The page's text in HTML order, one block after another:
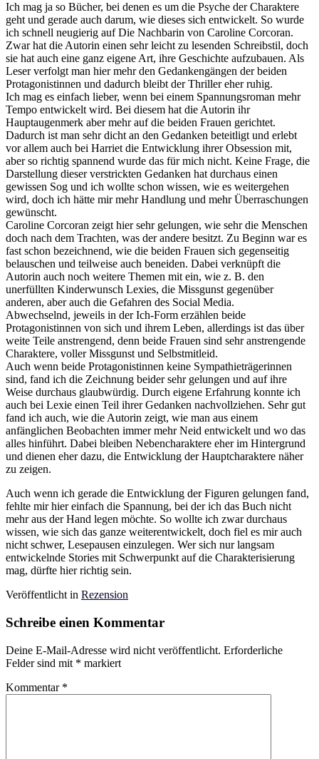
Ich mag ja so Bücher, bei denen es um die Psyche der Charaktere
geht und gerade auch darum, wie dieses sich entwickelt. So wurde
ich schnell neugierig auf Die Nachbarin von Caroline Corcoran.
Zwar hat die Autorin einen sehr leicht zu lesenden Schreibstil, doch
sie hat auch eine ganz eigene Art, ihre Geschichte aufzubauen. Als
Leser verfolgt man hier mehr den Gedankengängen der beiden
Protagonistinnen und dadurch bleibt der Thriller eher ruhig.
Ich mag es einfach lieber, wenn bei einem Spannungsroman mehr
Tempo entwickelt wird. Bei diesem hat die Autorin ihr
Hauptaugenmerk aber mehr auf die beiden Frauen gerichtet.
Dadurch ist man sehr dicht an den Gedanken beteitligt und erlebt
vor allem auch bei Harriet die Entwicklung ihrer Obsession mit,
aber so richtig spannend wurde das für mich nicht. Keine Frage, die
Darstellung dieser verstrickten Gedanken hat durchaus einen
gewissen Sog und ich wollte schon wissen, wie es weitergehen
wird, doch ich hätte mir mehr Handlung und mehr Überraschungen
gewünscht.
Caroline Corcoran zeigt hier sehr gelungen, wie sehr die Menschen
doch nach dem Trachten, was der andere besitzt. Zu Beginn war es
fast schon bezeichnend, wie die beiden Frauen sich gegenseitig
belauschen und teilweise auch beneiden. Dabei verknüpft die
Autorin auch noch weitere Themen mit ein, wie z. B. den
unerfüllten Kinderwunsch Lexies, die Missgunst gegenüber
anderen, aber auch die Gefahren des Social Media.
Abwechselnd, jeweils in der Ich-Form erzählen beide
Protagonistinnen von sich und ihrem Leben, allerdings ist das über
weite Teile anstrengend, denn beide Frauen sind sehr anstrengende
Charaktere, voller Missgunst und Selbstmitleid.
Auch wenn beide Protagonistinnen keine Sympathieträgerinnen
sind, fand ich die Zeichnung beider sehr gelungen und auf ihre
Weise durchaus glaubwürdig. Durch eigene Erfahrung konnte ich
auch bei Lexie einen Teil ihrer Gedanken nachvollziehen. Sehr gut
fand ich auch, wie die Autorin zeigt, wie man aus einem
anfänglichen Beobachten immer mehr Neid entwickelt und wo das
alles hinführt. Dabei bleiben Nebencharaktere eher im Hintergrund
und dienen eher dazu, die Entwicklung der Hauptcharaktere näher
zu zeigen.
Auch wenn ich gerade die Entwicklung der Figuren gelungen fand,
fehlte mir hier einfach die Spannung, bei der ich das Buch nicht
mehr aus der Hand legen möchte. So wollte ich zwar durchaus
wissen, wie sich das ganze weiterentwickelt, doch fiel es mir auch
nicht schwer, Lesepausen einzulegen. Wer sich nur langsam
entwickelnde Stories mit Schwerpunkt auf die Charakterisierung
mag, dürfte hier richtig sein.
Veröffentlicht in Rezension
Schreibe einen Kommentar
Deine E-Mail-Adresse wird nicht veröffentlicht. Erforderliche
Felder sind mit * markiert
Kommentar *